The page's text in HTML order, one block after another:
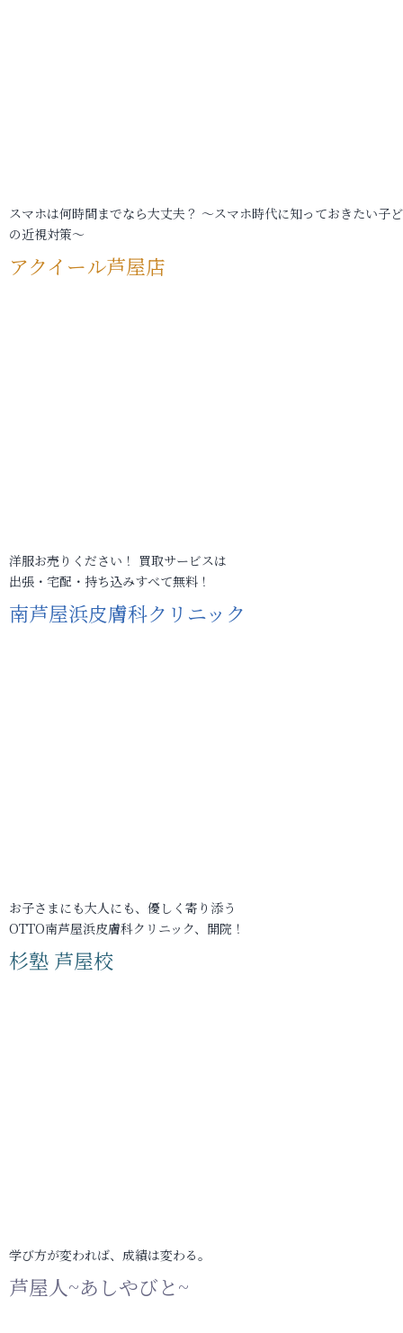
スマホは何時間までなら大丈夫？ ～スマホ時代に知っておきたい子
の近視対策～
アクイール芦屋店
洋服お売りください！ 買取サービスは
出張・宅配・持ち込みすべて無料！
南芦屋浜皮膚科クリニック
お子さまにも大人にも、優しく寄り添う
OTTO南芦屋浜皮膚科クリニック、開院！
杉塾 芦屋校
学び方が変われば、成績は変わる。
芦屋人~あしやびと~